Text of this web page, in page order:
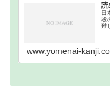
読
日
段
難
www.yomenai-